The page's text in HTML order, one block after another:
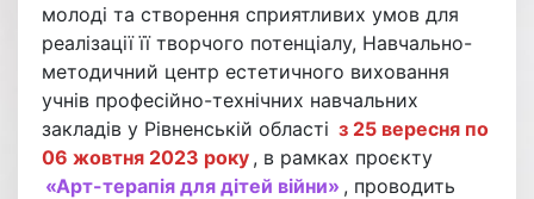
молоді та створення сприятливих умов для
реалізації її творчого потенціалу, Навчально-
методичний центр естетичного виховання
учнів професійно-технічних навчальних
закладів у Рівненській області з 25 вересня по
06 жовтня 2023 року , в рамках проєкту
«Арт-терапія для дітей війни» , проводить